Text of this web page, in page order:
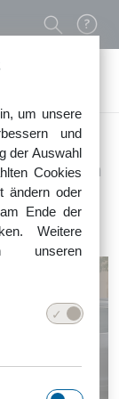
um unsere
und
der Auswahl
Cookies
ändern oder
Ende der
Weitere
unseren
Privatleben
zahlt